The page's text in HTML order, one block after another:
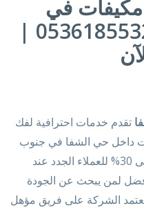
في
الشفا – الرياض| 0536185532 |
تقدم خدمات احترافية لفك
داخل حي الشفا في جنوب
الرياض. توفر الشركة خصمًا يصل إلى 30% للعملاء الجدد عند
لمن يبحث عن الجودة
الشركة على فريق مؤهل